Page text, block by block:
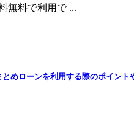
無料で利用で ...
めローンを利用する際のポイン